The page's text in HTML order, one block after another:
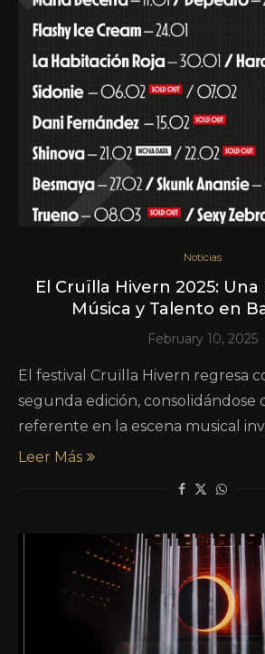
Noticias
El Cruïlla Hivern 2025:
Música y Talento en
February 10, 2025
El festival Cruïlla Hivern regresa
segunda edición, consolidándose
referente en la escena musical
Leer Más